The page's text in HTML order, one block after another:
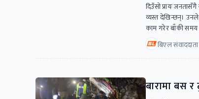
दिउँसो प्रायः
व्यस्त देखिन्छन्।
काम गरेर बाँकी समय
बिएल
बारामा बस